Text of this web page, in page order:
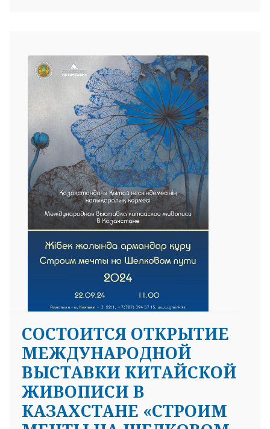
CОСТОИТСЯ ОТКРЫТИЕ
МЕЖДУНАРОДНОЙ
ВЫСТАВКИ КИТАЙСКОЙ
ЖИВОПИСИ В
КАЗАХСТАНЕ «СТРОИМ